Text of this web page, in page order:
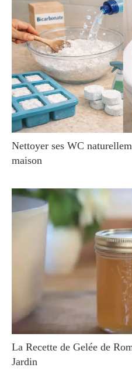
Nettoyer ses WC
maison
La Recette de Gelée de
Jardin